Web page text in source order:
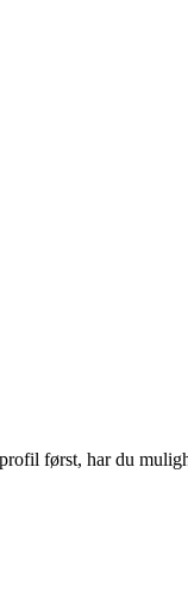
først, har du